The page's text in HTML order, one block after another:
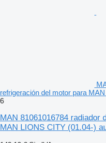
refrigeración del motor para
6
MAN 81061016784 radiador
MAN LIONS CITY (01.04-)